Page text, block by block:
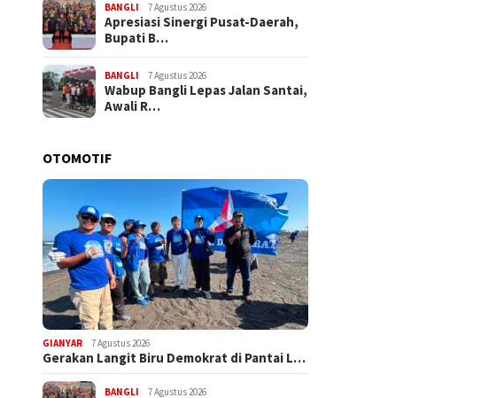
BANGLI 7 Agustus 2026
Apresiasi Sinergi Pusat-Daerah,
Bupati B…
BANGLI 7 Agustus 2026
Wabup Bangli Lepas Jalan Santai,
Awali R…
OTOMOTIF
GIANYAR 7 Agustus 2026
Gerakan Langit Biru Demokrat di Pantai L…
BANGLI 7 Agustus 2026